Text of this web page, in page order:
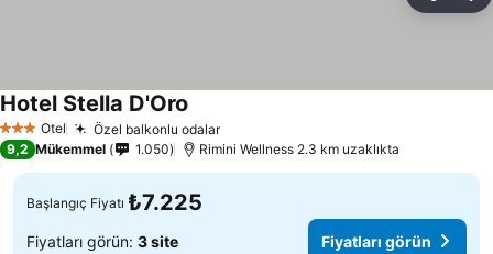
3 YıldızOtel Özel balkonlu odalar
Hotel Stella D'Oro
9,2 Mükemmel 1.050 Rimini Wellness 2.3 km uzaklıkta
Başlangıç Fiyatı ₺7.225
Fiyatları görün: 3 site Fiyatları görün